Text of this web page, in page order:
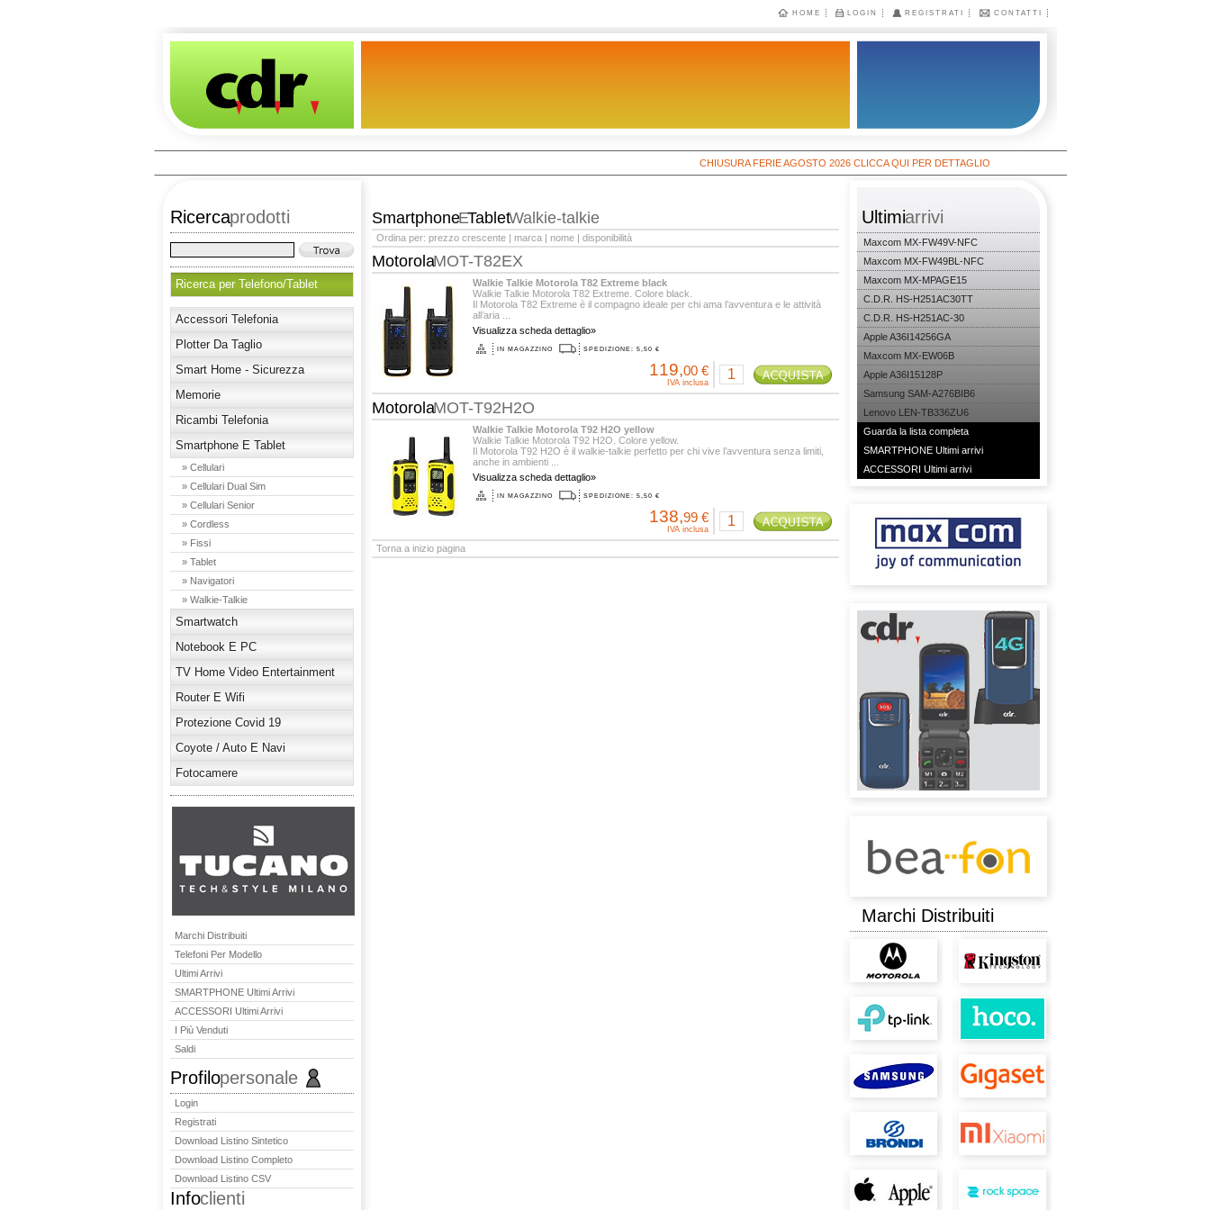
HOME LOGIN REGISTRATI CONTATTI
CHIUSURA FERIE AGOSTO 2026 CLICCA QUI PER DETTAGLIO
Ricercaprodotti
Ricerca per Telefono/Tablet
Accessori Telefonia
Plotter Da Taglio
Smart Home - Sicurezza
Memorie
Ricambi Telefonia
Smartphone E Tablet
» Cellulari
» Cellulari Dual Sim
» Cellulari Senior
» Cordless
» Fissi
» Tablet
» Navigatori
» Walkie-Talkie
Smartwatch
Notebook E PC
TV Home Video Entertainment
Router E Wifi
Protezione Covid 19
Coyote / Auto E Navi
Fotocamere
Marchi Distribuiti
Telefoni Per Modello
Ultimi Arrivi
SMARTPHONE Ultimi Arrivi
ACCESSORI Ultimi Arrivi
I Più Venduti
Saldi
Profilopersonale
Login
Registrati
Download Listino Sintetico
Download Listino Completo
Download Listino CSV
Infoclienti
SmartphoneETabletWalkie-talkie
Ordina per: prezzo crescente| marca| nome| disponibilità
MotorolaMOT-T82EX
Walkie Talkie Motorola T82 Extreme black
Walkie Talkie Motorola T82 Extreme. Colore black.
Il Motorola T82 Extreme è il compagno ideale per chi ama l’avventura e le attività
all’aria ...
Visualizza scheda dettaglio»
IN MAGAZZINO SPEDIZIONE: 5,50 €
119,00 €
IVA inclusa
MotorolaMOT-T92H2O
Walkie Talkie Motorola T92 H2O yellow
Walkie Talkie Motorola T92 H2O. Colore yellow.
Il Motorola T92 H2O è il walkie-talkie perfetto per chi vive l’avventura senza limiti,
anche in ambienti ...
Visualizza scheda dettaglio»
IN MAGAZZINO SPEDIZIONE: 5,50 €
138,99 €
IVA inclusa
Torna a inizio pagina
Ultimiarrivi
Maxcom MX-FW49V-NFC
Maxcom MX-FW49BL-NFC
Maxcom MX-MPAGE15
C.D.R. HS-H251AC30TT
C.D.R. HS-H251AC-30
Apple A36I14256GA
Maxcom MX-EW06B
Apple A36I15128P
Samsung SAM-A276BIB6
Lenovo LEN-TB336ZU6
Guarda la lista completa
SMARTPHONE Ultimi arrivi
ACCESSORI Ultimi arrivi
Marchi Distribuiti